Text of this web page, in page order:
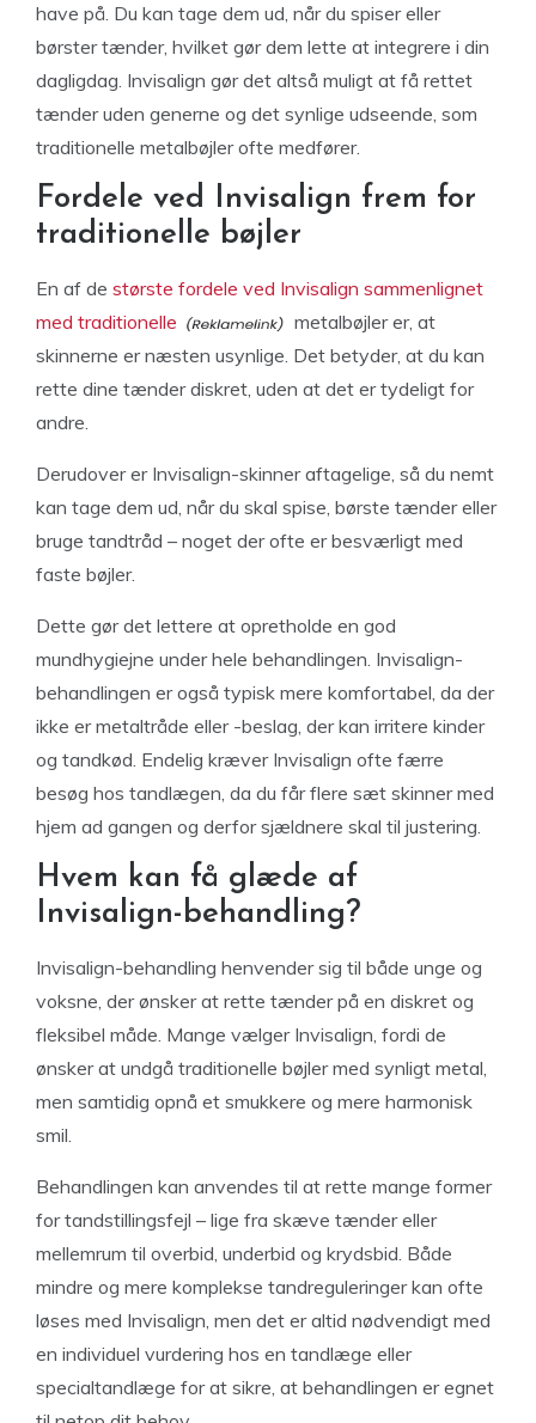
have på. Du kan tage dem ud, når du spiser eller
børster tænder, hvilket gør dem lette at integrere i din
dagligdag. Invisalign gør det altså muligt at få rettet
tænder uden generne og det synlige udseende, som
traditionelle metalbøjler ofte medfører.
Fordele ved Invisalign frem for
traditionelle bøjler
En af de største fordele ved Invisalign sammenlignet
med traditionelle
metalbøjler er, at
skinnerne er næsten usynlige. Det betyder, at du kan
rette dine tænder diskret, uden at det er tydeligt for
andre.
Derudover er Invisalign-skinner aftagelige, så du nemt
kan tage dem ud, når du skal spise, børste tænder eller
bruge tandtråd – noget der ofte er besværligt med
faste bøjler.
Dette gør det lettere at opretholde en god
mundhygiejne under hele behandlingen. Invisalign-
behandlingen er også typisk mere komfortabel, da der
ikke er metaltråde eller -beslag, der kan irritere kinder
og tandkød. Endelig kræver Invisalign ofte færre
besøg hos tandlægen, da du får flere sæt skinner med
hjem ad gangen og derfor sjældnere skal til justering.
Hvem kan få glæde af
Invisalign-behandling?
Invisalign-behandling henvender sig til både unge og
voksne, der ønsker at rette tænder på en diskret og
fleksibel måde. Mange vælger Invisalign, fordi de
ønsker at undgå traditionelle bøjler med synligt metal,
men samtidig opnå et smukkere og mere harmonisk
smil.
Behandlingen kan anvendes til at rette mange former
for tandstillingsfejl – lige fra skæve tænder eller
mellemrum til overbid, underbid og krydsbid. Både
mindre og mere komplekse tandreguleringer kan ofte
løses med Invisalign, men det er altid nødvendigt med
en individuel vurdering hos en tandlæge eller
specialtandlæge for at sikre, at behandlingen er egnet